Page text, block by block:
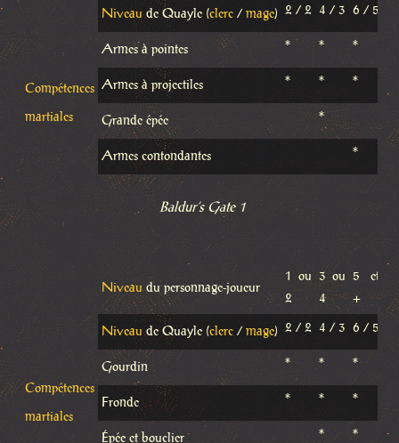
Baldur’s Gate 1
Niveaude Quayle (clerc / mage) 2 / 2 4 / 3 6 / 5
Compétences
martiales
Armes à pointes * * *
Armes à projectiles * * *
Grande épée *
Armes contondantes *
Niveau du personnage-joueur
1 ou
2
3 ou
4
5 et
+
Niveaude Quayle (clerc / mage) 2 / 2 4 / 3 6 / 5
Compétences
martiales
Gourdin * * *
Fronde * * *
Épée et bouclier * *